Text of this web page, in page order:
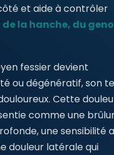
et aide à contrôler
la hanche, du
fessier devient
ou dégénératif, son
Cette
comme une
une sensibilité
douleur latérale qui